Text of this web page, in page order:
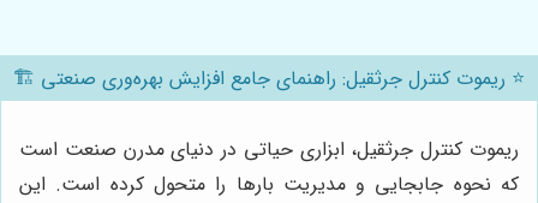
⭐️ ریموت کنترل جرثقیل: راهنمای جامع افزایش بهره‌وری صنعتی 🏗️
ریموت کنترل جرثقیل، ابزاری حیاتی در دنیای مدرن صنعت است
که نحوه جابجایی و مدیریت بارها را متحول کرده است. این